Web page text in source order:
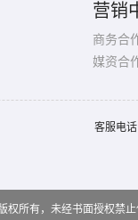
营销
商务合
媒资合
客服电
权所有，未经书面授权